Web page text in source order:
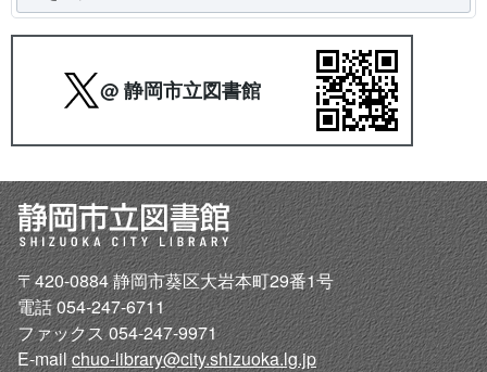
@ 静岡市立図書館
〒420-0884 静岡市葵区大岩本町29番1号
電話 054-247-6711
ファックス 054-247-9971
E-mailchuo-library@city.shizuoka.lg.jp